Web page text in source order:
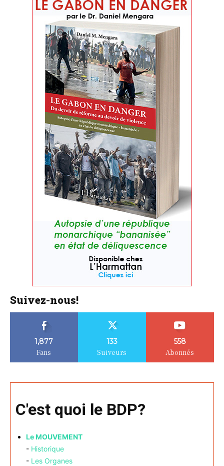
Suivez-nous!
1,877
Fans
133
Suiveurs
558
Abonnés
C'est quoi le BDP?
Le MOUVEMENT
- Historique
- Les Organes